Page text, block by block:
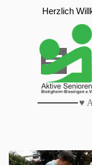
Herzlich
Menü
♥